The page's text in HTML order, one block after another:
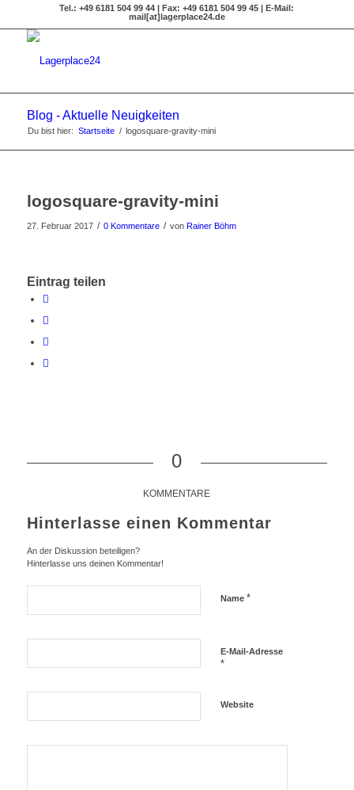
Tel.: +49 6181 504 99 44 | Fax: +49 6181 504 99 45 | E-Mail:
mail[at]lagerplace24.de
Blog - Aktuelle Neuigkeiten
Du bist hier: Startseite / logosquare-gravity-mini
logosquare-gravity-mini
27. Februar 2017 / 0 Kommentare / von Rainer Böhm
Eintrag teilen
0
KOMMENTARE
Hinterlasse einen Kommentar
An der Diskussion beteiligen?
Hinterlasse uns deinen Kommentar!
Name *
E-Mail-Adresse
*
Website